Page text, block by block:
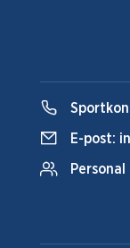
E-post:
Personal